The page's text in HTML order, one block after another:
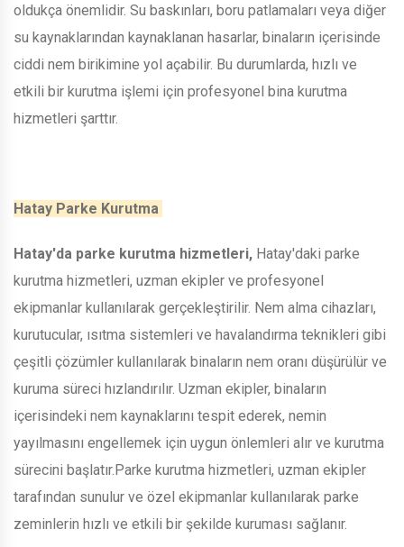
oldukça önemlidir. Su baskınları, boru patlamaları veya diğer
su kaynaklarından kaynaklanan hasarlar, binaların içerisinde
ciddi nem birikimine yol açabilir. Bu durumlarda, hızlı ve
etkili bir kurutma işlemi için profesyonel bina kurutma
hizmetleri şarttır.
Hatay Parke Kurutma
Hatay'da parke kurutma hizmetleri, Hatay'daki parke
kurutma hizmetleri, uzman ekipler ve profesyonel
ekipmanlar kullanılarak gerçekleştirilir. Nem alma cihazları,
kurutucular, ısıtma sistemleri ve havalandırma teknikleri gibi
çeşitli çözümler kullanılarak binaların nem oranı düşürülür ve
kuruma süreci hızlandırılır. Uzman ekipler, binaların
içerisindeki nem kaynaklarını tespit ederek, nemin
yayılmasını engellemek için uygun önlemleri alır ve kurutma
sürecini başlatır.Parke kurutma hizmetleri, uzman ekipler
tarafından sunulur ve özel ekipmanlar kullanılarak parke
zeminlerin hızlı ve etkili bir şekilde kuruması sağlanır.